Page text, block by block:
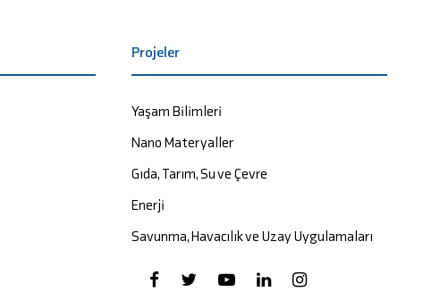
Projeler
Yaşam Bilimleri
Nano Materyaller
Gıda, Tarım, Su ve Çevre
Enerji
Savunma, Havacılık ve Uzay Uygulamaları